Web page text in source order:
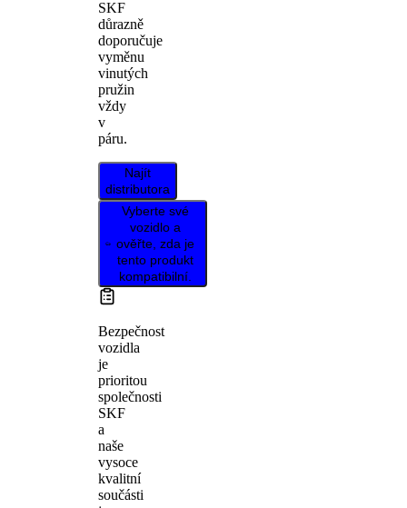
SKF
důrazně
doporučuje
vyměnu
vinutých
pružin
vždy
v
páru.
Najít
distributora
Vyberte své
vozidlo a
ověřte, zda je
tento produkt
kompatibilní.
Bezpečnost
vozidla
je
prioritou
společnosti
SKF
a
naše
vysoce
kvalitní
součásti